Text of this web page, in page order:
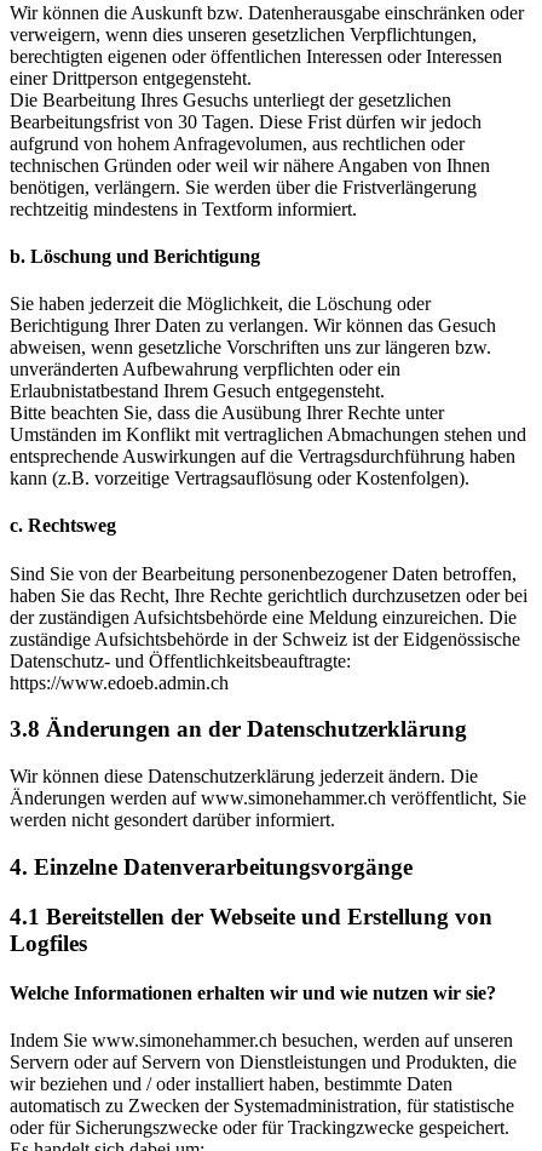
Wir können die Auskunft bzw. Datenherausgabe einschränken oder
verweigern, wenn dies unseren gesetzlichen Verpflichtungen,
berechtigten eigenen oder öffentlichen Interessen oder Interessen
einer Drittperson entgegensteht.
Die Bearbeitung Ihres Gesuchs unterliegt der gesetzlichen
Bearbeitungsfrist von 30 Tagen. Diese Frist dürfen wir jedoch
aufgrund von hohem Anfragevolumen, aus rechtlichen oder
technischen Gründen oder weil wir nähere Angaben von Ihnen
benötigen, verlängern. Sie werden über die Fristverlängerung
rechtzeitig mindestens in Textform informiert.
b. Löschung und Berichtigung
Sie haben jederzeit die Möglichkeit, die Löschung oder
Berichtigung Ihrer Daten zu verlangen. Wir können das Gesuch
abweisen, wenn gesetzliche Vorschriften uns zur längeren bzw.
unveränderten Aufbewahrung verpflichten oder ein
Erlaubnistatbestand Ihrem Gesuch entgegensteht.
Bitte beachten Sie, dass die Ausübung Ihrer Rechte unter
Umständen im Konflikt mit vertraglichen Abmachungen stehen und
entsprechende Auswirkungen auf die Vertragsdurchführung haben
kann (z.B. vorzeitige Vertragsauflösung oder Kostenfolgen).
c. Rechtsweg
Sind Sie von der Bearbeitung personenbezogener Daten betroffen,
haben Sie das Recht, Ihre Rechte gerichtlich durchzusetzen oder bei
der zuständigen Aufsichtsbehörde eine Meldung einzureichen. Die
zuständige Aufsichtsbehörde in der Schweiz ist der Eidgenössische
Datenschutz- und Öffentlichkeitsbeauftragte:
https://www.edoeb.admin.ch
3.8 Änderungen an der Datenschutzerklärung
Wir können diese Datenschutzerklärung jederzeit ändern. Die
Änderungen werden auf www.simonehammer.ch veröffentlicht, Sie
werden nicht gesondert darüber informiert.
4. Einzelne Datenverarbeitungsvorgänge
4.1 Bereitstellen der Webseite und Erstellung von
Logfiles
Welche Informationen erhalten wir und wie nutzen wir sie?
Indem Sie www.simonehammer.ch besuchen, werden auf unseren
Servern oder auf Servern von Dienstleistungen und Produkten, die
wir beziehen und / oder installiert haben, bestimmte Daten
automatisch zu Zwecken der Systemadministration, für statistische
oder für Sicherungszwecke oder für Trackingzwecke gespeichert.